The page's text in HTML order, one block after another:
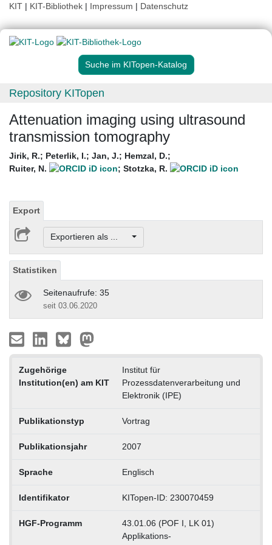
KIT | KIT-Bibliothek | Impressum | Datenschutz
Suche im KITopen-Katalog
Repository KITopen
Attenuation imaging using ultrasound
transmission tomography
Jirik, R.; Peterlik, I.; Jan, J.; Hemzal, D.;
Ruiter, N.
; Stotzka, R.
Export
Exportieren als ...
Statistiken
Seitenaufrufe: 35
seit 03.06.2020
Zugehörige
Institution(en) am KIT
Institut für
Prozessdatenverarbeitung und
Elektronik (IPE)
Publikationstyp Vortrag
Publikationsjahr 2007
Sprache Englisch
Identifikator KITopen-ID: 230070459
HGF-Programm
43.01.06 (POF I, LK 01)
Applikations-